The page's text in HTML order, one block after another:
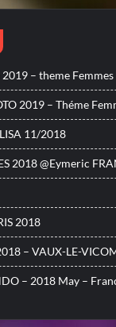
– theme Femmes
2019 – Théme
11/2018
2018 @Eymeric
2018
– VAUX-LE-
– 2018 May –